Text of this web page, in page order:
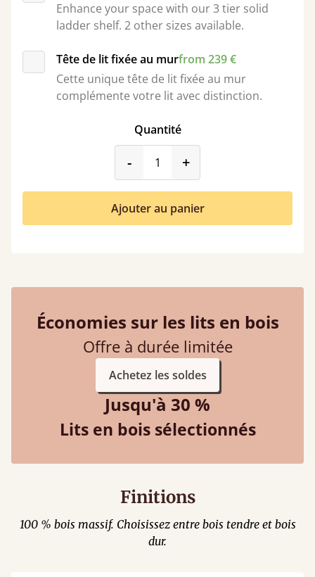
Enhance your space with our 3 tier solid
ladder shelf. 2 other sizes available.
Tête de lit fixée au murfrom 239 €
Cette unique tête de lit fixée au mur
complémente votre lit avec distinction.
Quantité
-product_form.decrease
+
Ajouter au panier
Économies sur les lits en bois
Offre à durée limitée
Achetez les soldes
Jusqu'à 30 %
Lits en bois sélectionnés
Finitions
100 % bois massif. Choisissez entre bois tendre et bois
dur.